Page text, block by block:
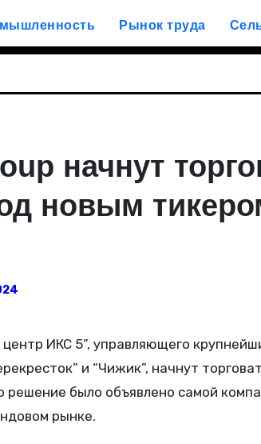
Рынок труда
начнут
новым
и “Чижик”, начнут
решение было объявлено самой
рынке.